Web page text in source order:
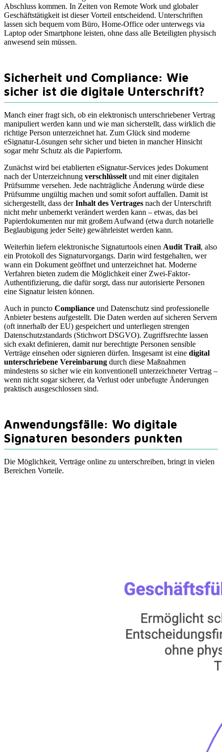
Abschluss kommen. In Zeiten von Remote Work und globaler
Geschäftstätigkeit ist dieser Vorteil entscheidend. Unterschriften
lassen sich bequem vom Büro, Home-Office oder unterwegs via
Laptop oder Smartphone leisten, ohne dass alle Beteiligten physisch
anwesend sein müssen.
Sicherheit und Compliance: Wie
sicher ist die digitale Unterschrift?
Manch einer fragt sich, ob ein elektronisch unterschriebener Vertrag
manipuliert werden kann und wie man sicherstellt, dass wirklich die
richtige Person unterzeichnet hat. Zum Glück sind moderne
eSignatur-Lösungen sehr sicher und bieten in mancher Hinsicht
sogar mehr Schutz als die Papierform.
Zunächst wird bei etablierten eSignatur-Services jedes Dokument
nach der Unterzeichnung verschlüsselt und mit einer digitalen
Prüfsumme versehen. Jede nachträgliche Änderung würde diese
Prüfsumme ungültig machen und somit sofort auffallen. Damit ist
sichergestellt, dass derInhalt des Vertrages nach der Unterschrift
nicht mehr unbemerkt verändert werden kann – etwas, das bei
Papierdokumenten nur mit großem Aufwand (etwa durch notarielle
Beglaubigung jeder Seite) gewährleistet werden kann.
Weiterhin liefern elektronische Signaturtools einen Audit Trail, also
ein Protokoll des Signaturvorgangs. Darin wird festgehalten, wer
wann ein Dokument geöffnet und unterzeichnet hat. Moderne
Verfahren bieten zudem die Möglichkeit einer Zwei-Faktor-
Authentifizierung, die dafür sorgt, dass nur autorisierte Personen
eine Signatur leisten können.
Auch in puncto Compliance und Datenschutz sind professionelle
Anbieter bestens aufgestellt. Die Daten werden auf sicheren Servern
(oft innerhalb der EU) gespeichert und unterliegen strengen
Datenschutzstandards (Stichwort DSGVO). Zugriffsrechte lassen
sich exakt definieren, damit nur berechtigte Personen sensible
Verträge einsehen oder signieren dürfen. Insgesamt ist eine digital
unterschriebene Vereinbarung durch diese Maßnahmen
mindestens so sicher wie ein konventionell unterzeichneter Vertrag –
wenn nicht sogar sicherer, da Verlust oder unbefugte Änderungen
praktisch ausgeschlossen sind.
Anwendungsfälle: Wo digitale
Signaturen besonders punkten
Die Möglichkeit, Verträge online zu unterschreiben, bringt in vielen
Bereichen Vorteile.